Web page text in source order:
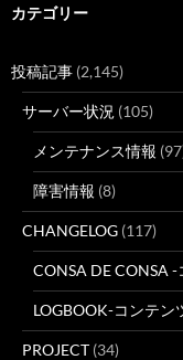
カテゴリー
投稿記事 (2,145)
サーバー状況 (105)
メンテナンス情報
障害情報 (8)
CHANGELOG (117)
CONSA DE CONSA -
LOGBOOK-コンテン
PROJECT (34)